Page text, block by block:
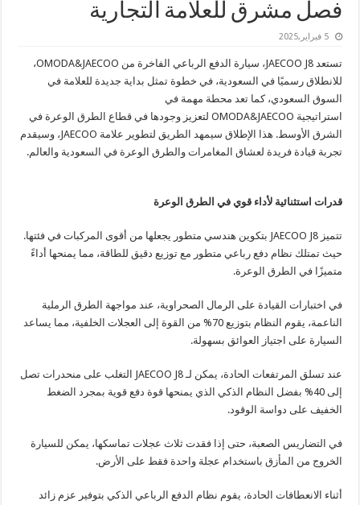
فصل مشرق للعلامة التجارية
5 فبراير,2025
تستعد JAECOO J8، سيارة الدفع الرباعي الفاخرة من OMODA&JAECOO،
للانطلاق رسميًا في السعودية، في خطوة تمثل بداية جديدة للعلامة في
السوق السعودي، كما تعد محطة مهمة في
استراتيجية OMODA&JAECOO لتعزيز وجودها في قطاع الطرق الوعرة في
الشرق الأوسط. هذا الإطلاق سيمهد الطريق لتطوير علامة JAECOO، وسيقدم
تجربة قيادة فريدة لعشاق المغامرات والطرق الوعرة في السعودية والعالم.
قدرات استثنائية لأداء قوي في الطرق الوعرة
تتميز JAECOO J8 بتكوين هندسي متطور يجعلها من أقوى المركبات في فئتها.
حيث تمتلك نظام دفع رباعي متطور مع توزيع دقيق للطاقة، مما يمنحها أداءً
متميزًا في الطرق الوعرة.
في اختبارات القيادة على الرمال الصحراوية، عند مواجهة الطرق الرملية
الناعمة، يقوم النظام بتوزيع 70% من القوة إلى العجلات الخلفية، مما يساعد
السيارة على اجتياز العوائق بسهولة.
عند تسلق المرتفعات الحادة، يمكن لـ JAECOO J8 التغلب على منحدرات تصل
إلى 40% بفضل النظام الذكي الذي يمنحها قوة دفع قوية بمجرد الضغط
الخفيف على دواسة الوقود.
في التضاريس الصعبة، حتى إذا فقدت ثلاث عجلات تماسكها، يمكن للسيارة
الخروج من المأزق باستخدام عجلة واحدة فقط على الأرض.
أثناء الانعطافات الحادة، يقوم نظام الدفع الرباعي الذكي بتوفير عزم زائد